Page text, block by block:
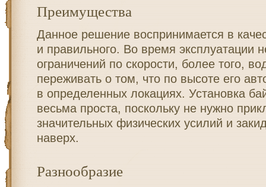
Преимущества
Данное решение воспринимается в
и правильного. Во время эксплуатации
ограничений по скорости, более того,
переживать о том, что по высоте его
в определенных локациях. Установка
весьма проста, поскольку не нужно
значительных физических усилий и
наверх.
Разнообразие